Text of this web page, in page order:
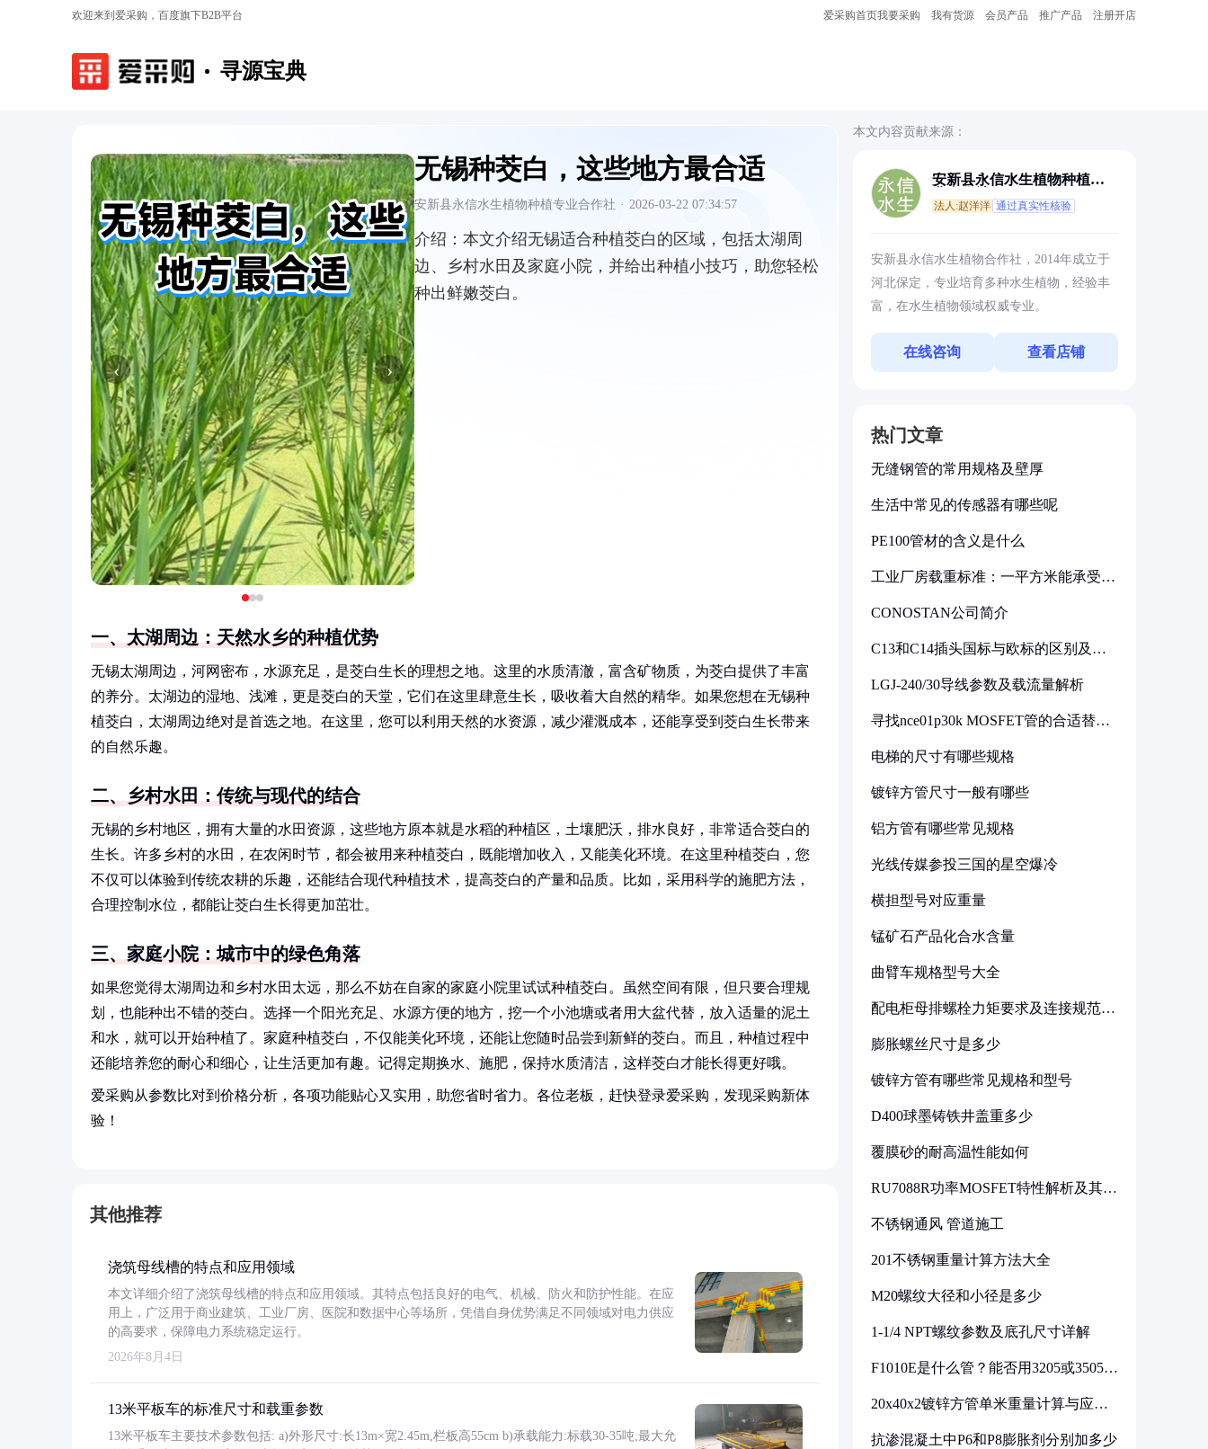
欢迎来到爱采购，百度旗下B2B平台 爱采购首页我要采购 我有货源 会员产品 推广产品 注册开店
寻源宝典
‹ ›
无锡种茭白，这些地方最合适
安新县永信水生植物种植专业合作社 · 2026-03-22 07:34:57
介绍： 本文介绍无锡适合种植茭白的区域，包括太湖周
边、乡村水田及家庭小院，并给出种植小技巧，助您轻松
种出鲜嫩茭白。
一、太湖周边：天然水乡的种植优势
无锡太湖周边，河网密布，水源充足，是茭白生长的理想之地。这里的水质清澈，富含矿物质，为茭白提供了丰富
的养分。太湖边的湿地、浅滩，更是茭白的天堂，它们在这里肆意生长，吸收着大自然的精华。如果您想在无锡种
植茭白，太湖周边绝对是首选之地。在这里，您可以利用天然的水资源，减少灌溉成本，还能享受到茭白生长带来
的自然乐趣。
二、乡村水田：传统与现代的结合
无锡的乡村地区，拥有大量的水田资源，这些地方原本就是水稻的种植区，土壤肥沃，排水良好，非常适合茭白的
生长。许多乡村的水田，在农闲时节，都会被用来种植茭白，既能增加收入，又能美化环境。在这里种植茭白，您
不仅可以体验到传统农耕的乐趣，还能结合现代种植技术，提高茭白的产量和品质。比如，采用科学的施肥方法，
合理控制水位，都能让茭白生长得更加茁壮。
三、家庭小院：城市中的绿色角落
如果您觉得太湖周边和乡村水田太远，那么不妨在自家的家庭小院里试试种植茭白。虽然空间有限，但只要合理规
划，也能种出不错的茭白。选择一个阳光充足、水源方便的地方，挖一个小池塘或者用大盆代替，放入适量的泥土
和水，就可以开始种植了。家庭种植茭白，不仅能美化环境，还能让您随时品尝到新鲜的茭白。而且，种植过程中
还能培养您的耐心和细心，让生活更加有趣。记得定期换水、施肥，保持水质清洁，这样茭白才能长得更好哦。
爱采购从参数比对到价格分析，各项功能贴心又实用，助您省时省力。各位老板，赶快登录爱采购，发现采购新体
验！
其他推荐
浇筑母线槽的特点和应用领域
本文详细介绍了浇筑母线槽的特点和应用领域。其特点包括良好的电气、机械、防火和防护性能。在应
用上，广泛用于商业建筑、工业厂房、医院和数据中心等场所，凭借自身优势满足不同领域对电力供应
的高要求，保障电力系统稳定运行。
2026年8月4日
13米平板车的标准尺寸和载重参数
13米平板车主要技术参数包括: a)外形尺寸:长13m×宽2.45m,栏板高55cm b)承载能力:标载30-35吨,最大允
本文内容贡献来源：
安新县永信水生植物种植专
法人:赵洋洋 通过真实性核验
安新县永信水生植物合作社，2014年成立于
河北保定，专业培育多种水生植物，经验丰
富，在水生植物领域权威专业。
在线咨询 查看店铺
热门文章
无缝钢管的常用规格及壁厚
生活中常见的传感器有哪些呢
PE100管材的含义是什么
工业厂房载重标准：一平方米能承受多
CONOSTAN公司简介
C13和C14插头国标与欧标的区别及其
LGJ-240/30导线参数及载流量解析
寻找nce01p30k MOSFET管的合适替代
电梯的尺寸有哪些规格
镀锌方管尺寸一般有哪些
铝方管有哪些常见规格
光线传媒参投三国的星空爆冷
横担型号对应重量
锰矿石产品化合水含量
曲臂车规格型号大全
配电柜母排螺栓力矩要求及连接规范详
膨胀螺丝尺寸是多少
镀锌方管有哪些常见规格和型号
D400球墨铸铁井盖重多少
覆膜砂的耐高温性能如何
RU7088R功率MOSFET特性解析及其在
不锈钢通风 管道施工
201不锈钢重量计算方法大全
M20螺纹大径和小径是多少
1-1/4 NPT螺纹参数及底孔尺寸详解
F1010E是什么管？能否用3205或3505代
20x40x2镀锌方管单米重量计算与应用
抗渗混凝土中P6和P8膨胀剂分别加多少